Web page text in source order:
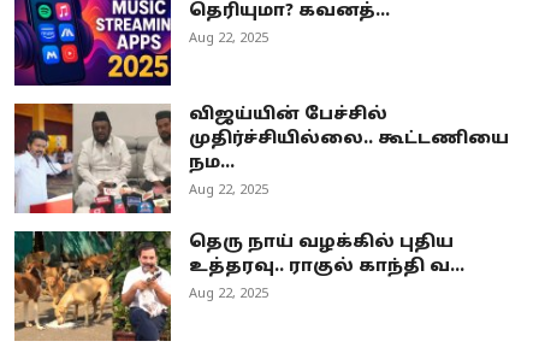
தெரியுமா? கவனத்...
Aug 22, 2025
விஜய்யின் பேச்சில்
முதிர்ச்சியில்லை.. கூட்டணியை
நம...
Aug 22, 2025
தெரு நாய் வழக்கில் புதிய
உத்தரவு.. ராகுல் காந்தி வ...
Aug 22, 2025